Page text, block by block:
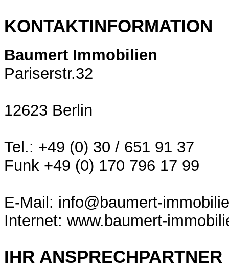
KONTAKTINFORMATION
Baumert Immobilien
Pariserstr.32
12623 Berlin
Tel.: +49 (0) 30 / 651 91 37
Funk +49 (0) 170 796 17 99
E-Mail: info@baumert-
Internet: www.baumert-
IHR ANSPRECHPARTNER